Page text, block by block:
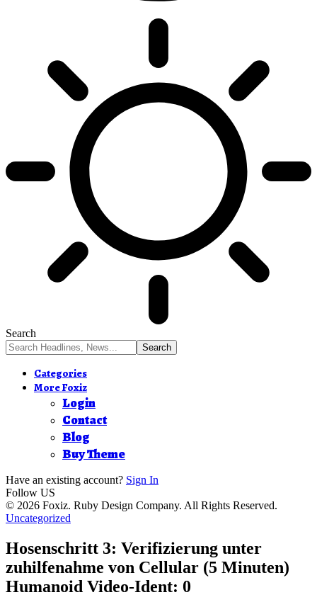
Search
Categories
More Foxiz
Login
Contact
Blog
Buy Theme
Have an existing account? Sign In
Follow US
© 2026 Foxiz. Ruby Design Company. All Rights Reserved.
Uncategorized
Hosenschritt 3: Verifizierung unter
zuhilfenahme von Cellular (5 Minuten)
Humanoid Video-Ident: 0